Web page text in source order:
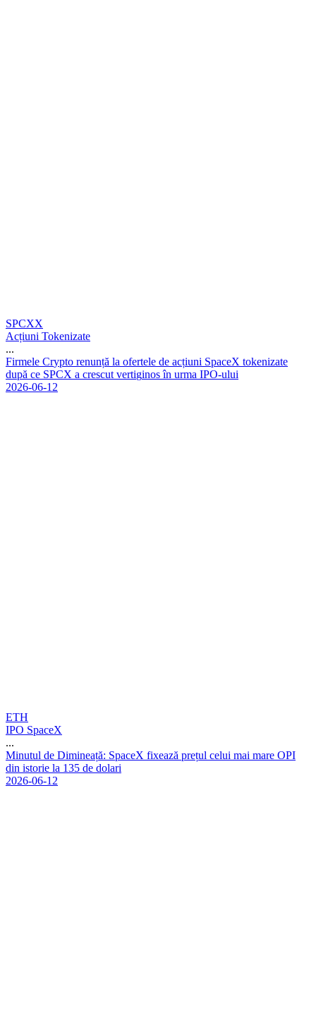
SPCXX
Acțiuni Tokenizate
...
Firmele Crypto renunță la ofertele de acțiuni SpaceX tokenizate
după ce SPCX a crescut vertiginos în urma IPO-ului
2026-06-12
ETH
IPO SpaceX
...
Minutul de Dimineață: SpaceX fixează prețul celui mai mare OPI
din istorie la 135 de dolari
2026-06-12